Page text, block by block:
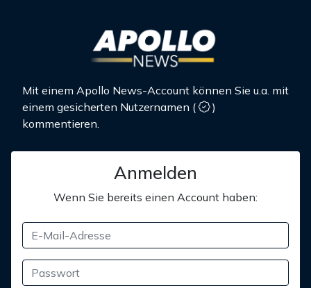
Mit einem Apollo News-Account können Sie u.a. mit
einem gesicherten Nutzernamen (
)
kommentieren.
Anmelden
Wenn Sie bereits einen Account haben: